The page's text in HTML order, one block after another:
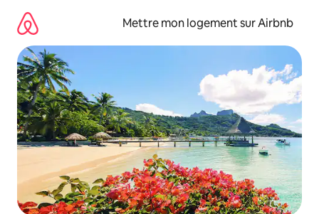
directement
contenu
Mettre mon logement sur Airbnb